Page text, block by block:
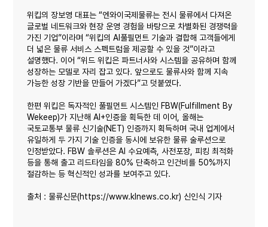
이메일주소
임시비밀번호 발송
담당자명*
연락처*
이메일*
중복체크
비밀번호*
이메일주소
아이디 저장 비밀번호 찾기
위킵의 장보영 대표는 “엔와이국제물류는 전시 물류에서 다져온
글로벌 네트워크와 현장 운영 경험을 바탕으로 차별화된 경쟁력을
가진 기업”이라며 “위킵의 AI풀필먼트 기술과 결합해 고객들에게
더 넓은 물류 서비스 스펙트럼을 제공할 수 있을 것”이라고
설명했다. 이어 “위드 위킵은 파트너사와 시스템을 공유하며 함께
성장하는 모델로 자리 잡고 있다. 앞으로도 물류사와 함께 지속
가능한 성장 기반을 만들어 가겠다”고 덧붙였다.
한편 위킵은 독자적인 풀필먼트 시스템인 FBW(Fulfillment By
Wekeep)가 지난해 AI+인증을 획득한 데 이어, 올해는
국토교통부 물류 신기술(NET) 인증까지 획득하며 국내 업계에서
유일하게 두 가지 기술 인증을 동시에 보유한 물류 술루션으로
인정받았다. FBW 솔루션은 AI 수요예측, 사전포장, 피킹 최적화
등을 통해 출고 리드타임을 80% 단축하고 인건비를 50%까지
절감하는 등 혁신적인 성과를 보여주고 있다.
출처 : 물류신문(https://www.klnews.co.kr) 신인식 기자